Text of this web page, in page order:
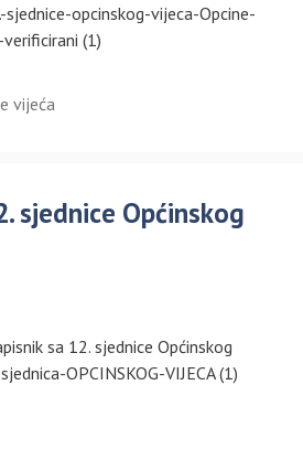
sjednice-opcinskog-vijeca-Opcine-
(1)
vijeća
sjednice Općinskog
sa 12. sjednice Općinskog
OPCINSKOG-VIJECA (1)